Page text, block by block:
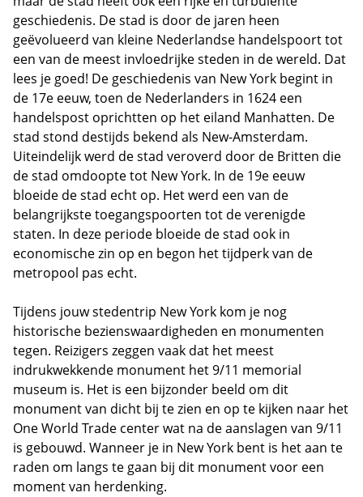
geschiedenis. De stad is door de jaren heen
geëvolueerd van kleine Nederlandse handelspoort tot
een van de meest invloedrijke steden in de wereld. Dat
lees je goed! De geschiedenis van New York begint in
de 17e eeuw, toen de Nederlanders in 1624 een
handelspost oprichtten op het eiland Manhatten. De
stad stond destijds bekend als New-Amsterdam.
Uiteindelijk werd de stad veroverd door de Britten die
de stad omdoopte tot New York. In de 19e eeuw
bloeide de stad echt op. Het werd een van de
belangrijkste toegangspoorten tot de verenigde
staten. In deze periode bloeide de stad ook in
economische zin op en begon het tijdperk van de
metropool pas echt.
Tijdens jouw stedentrip New York kom je nog
historische bezienswaardigheden en monumenten
tegen. Reizigers zeggen vaak dat het meest
indrukwekkende monument het 9/11 memorial
museum is. Het is een bijzonder beeld om dit
monument van dicht bij te zien en op te kijken naar het
One World Trade center wat na de aanslagen van 9/11
is gebouwd. Wanneer je in New York bent is het aan te
raden om langs te gaan bij dit monument voor een
moment van herdenking.